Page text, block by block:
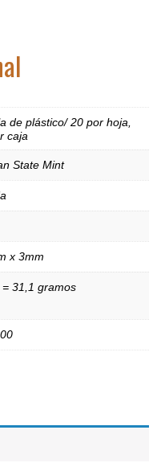
de plástico/ 20 por hoja,
caja
State Mint
x 3mm
31,1 gramos